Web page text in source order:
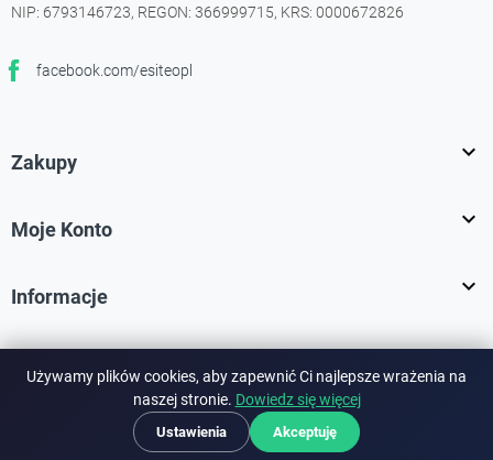
NIP: 6793146723, REGON: 366999715, KRS: 0000672826
facebook.com/esiteopl
Facebook
Zakupy 
Moje Konto 
Informacje 
Bezpieczne płatności:
Używamy plików cookies, aby zapewnić Ci najlepsze wrażenia na
naszej stronie. Dowiedz się więcej
Ustawienia Akceptuję